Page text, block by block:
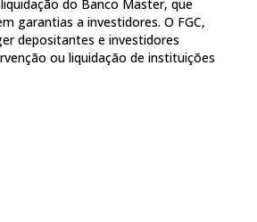
do Banco Master, que
garantias a investidores. O FGC,
depositantes e investidores
ou liquidação de instituições